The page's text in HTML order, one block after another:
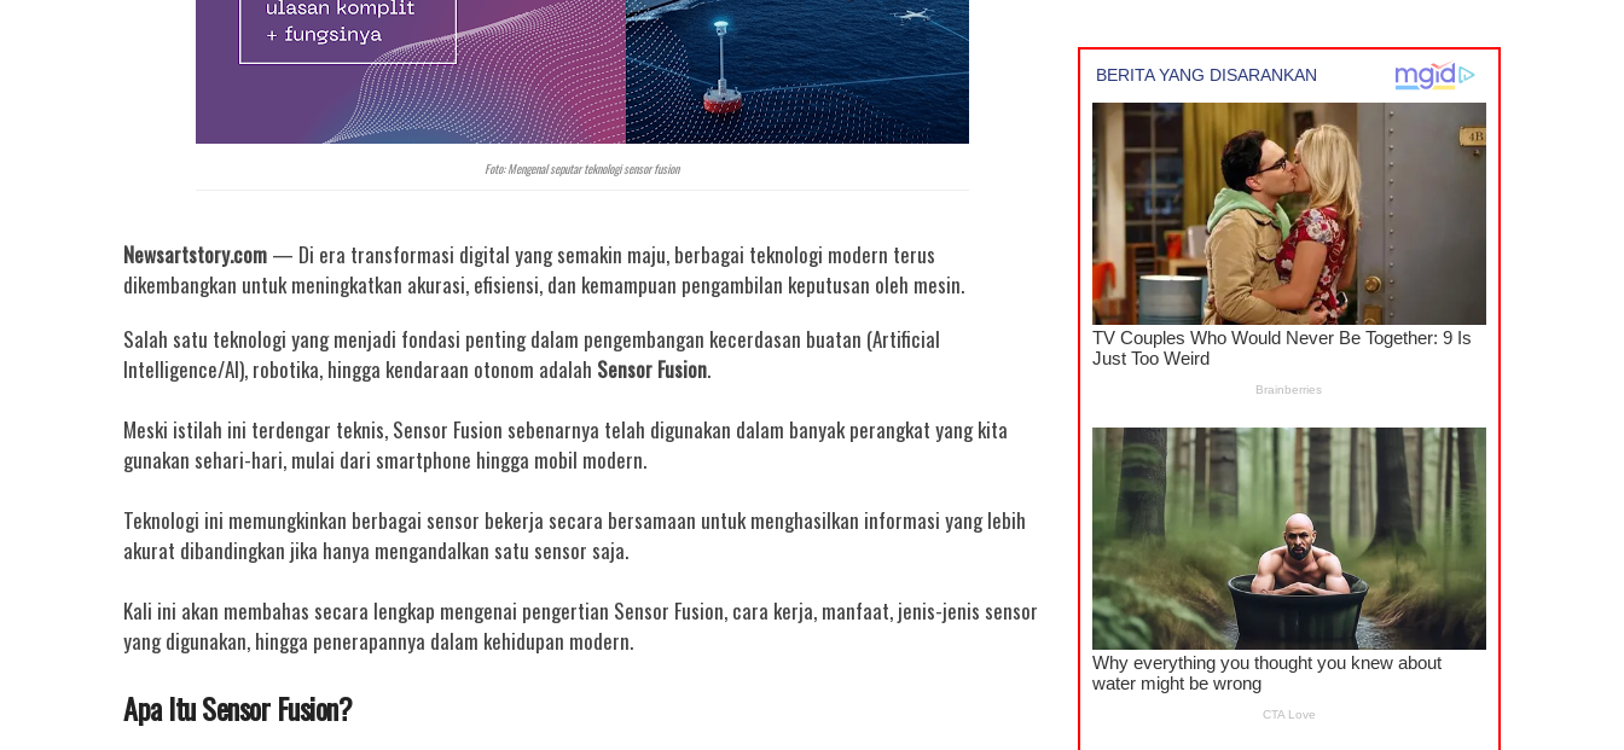
Foto: Mengenal seputar teknologi sensor fusion
Newsartstory.com — Di era transformasi digital yang semakin maju, berbagai teknologi modern terus
dikembangkan untuk meningkatkan akurasi, efisiensi, dan kemampuan pengambilan keputusan oleh mesin.
Salah satu teknologi yang menjadi fondasi penting dalam pengembangan kecerdasan buatan (Artificial
Intelligence/AI), robotika, hingga kendaraan otonom adalah Sensor Fusion.
Meski istilah ini terdengar teknis, Sensor Fusion sebenarnya telah digunakan dalam banyak perangkat yang kita
gunakan sehari-hari, mulai dari smartphone hingga mobil modern.
Teknologi ini memungkinkan berbagai sensor bekerja secara bersamaan untuk menghasilkan informasi yang lebih
akurat dibandingkan jika hanya mengandalkan satu sensor saja.
Kali ini akan membahas secara lengkap mengenai pengertian Sensor Fusion, cara kerja, manfaat, jenis-jenis sensor
yang digunakan, hingga penerapannya dalam kehidupan modern.
Apa Itu Sensor Fusion?